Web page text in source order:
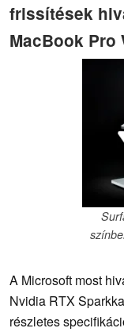
frissítések
MacBook Pro
A Microsoft most
Nvidia RTX
részletes